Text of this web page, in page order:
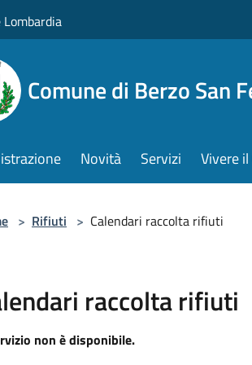
Lombardia
Comune di Berzo San
Novità Servizi Vivere
> Rifiuti > Calendari raccolta rifiuti
raccolta rifiuti
non è disponibile.